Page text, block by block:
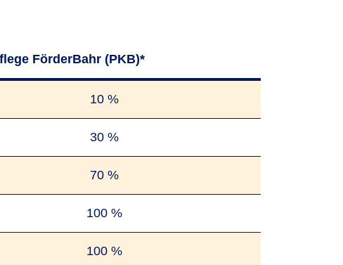
FörderBahr (PKB)*
10 %
30 %
70 %
100 %
100 %